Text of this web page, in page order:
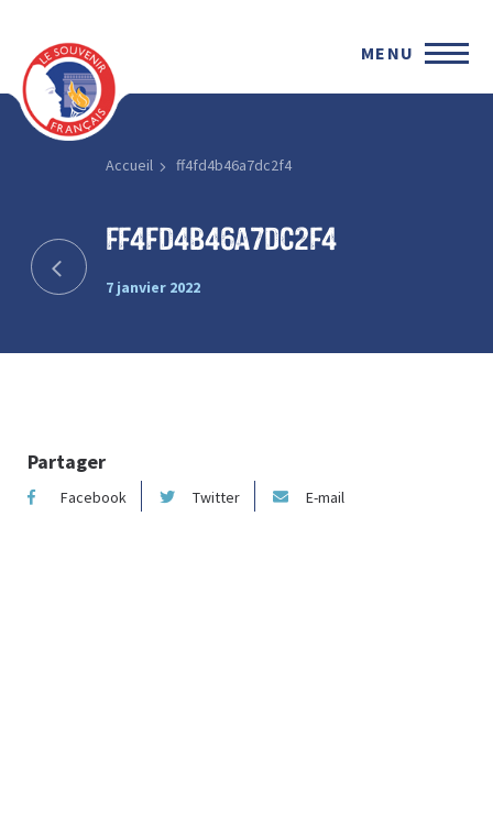
MENU
Accueil ff4fd4b46a7dc2f4
ff4fd4b46a7dc2f4
7 janvier 2022
Partager
Facebook Twitter E-mail